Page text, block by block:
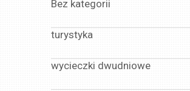
Bez kategorii
turystyka
wycieczki dwudniowe